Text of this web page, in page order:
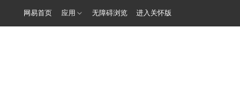
网易首页 应用 无障碍浏览 进入关怀版